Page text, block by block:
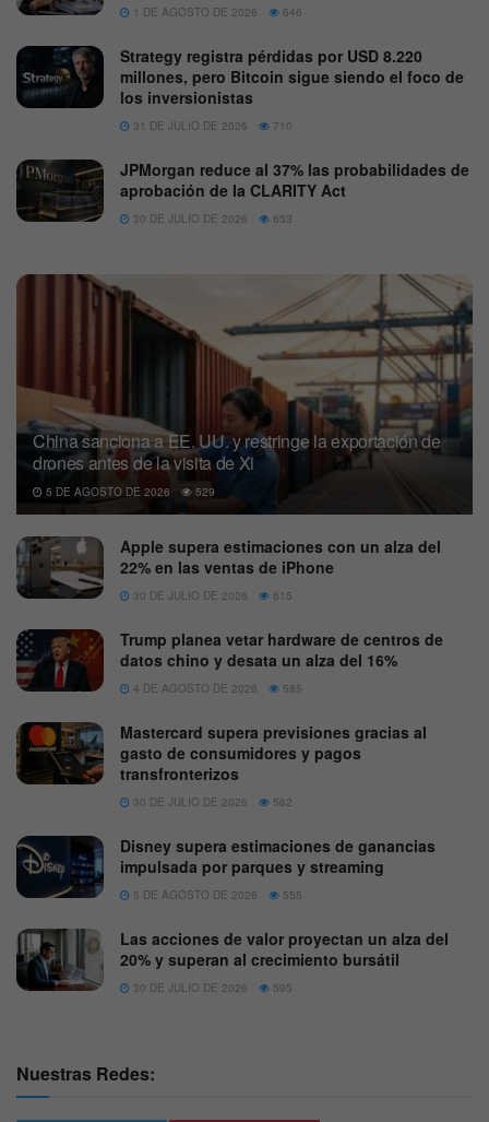
1 DE AGOSTO DE 2026 646
Strategy registra pérdidas por USD 8.220
millones, pero Bitcoin sigue siendo el foco de
los inversionistas
31 DE JULIO DE 2026 710
JPMorgan reduce al 37% las probabilidades de
aprobación de la CLARITY Act
30 DE JULIO DE 2026 653
China sanciona a EE. UU. y restringe la exportación de
drones antes de la visita de Xi
5 DE AGOSTO DE 2026 529
Apple supera estimaciones con un alza del
22% en las ventas de iPhone
30 DE JULIO DE 2026 615
Trump planea vetar hardware de centros de
datos chino y desata un alza del 16%
4 DE AGOSTO DE 2026 585
Mastercard supera previsiones gracias al
gasto de consumidores y pagos
transfronterizos
30 DE JULIO DE 2026 562
Disney supera estimaciones de ganancias
impulsada por parques y streaming
5 DE AGOSTO DE 2026 555
Las acciones de valor proyectan un alza del
20% y superan al crecimiento bursátil
30 DE JULIO DE 2026 595
Nuestras Redes: